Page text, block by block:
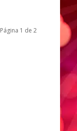
Página 1 de 2